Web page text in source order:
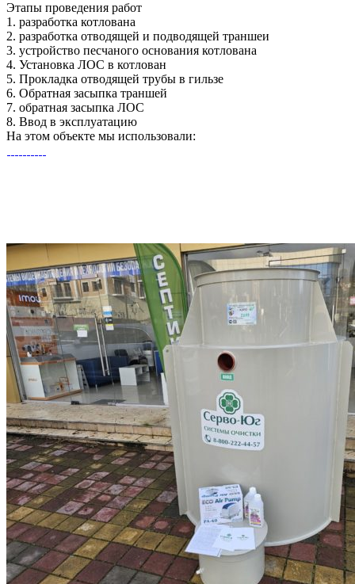
Этапы проведения работ
1. разработка котлована
2. разработка отводящей и подводящей траншеи
3. устройство песчаного основания котлована
4. Установка ЛОС в котлован
5. Прокладка отводящей трубы в гильзе
6. Обратная засыпка траншей
7. обратная засыпка ЛОС
8. Ввод в эксплуатацию
На этом объекте мы использовали: